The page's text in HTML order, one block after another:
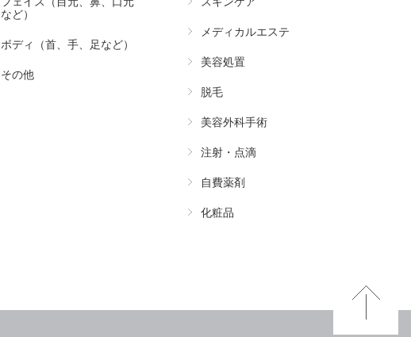
など）
ボディ（首、手、足など）
その他
メディカルエステ
美容処置
脱毛
美容外科手術
注射・点滴
自費薬剤
化粧品